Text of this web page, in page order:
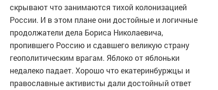
скрывают что занимаются тихой колонизацией
России. И в этом плане они достойные и логичные
продолжатели дела Бориса Николаевича,
пропившего Россию и сдавшего великую страну
геополитическим врагам. Яблоко от яблоньки
недалеко падает. Хорошо что екатеринбуржцы и
православные активисты дали достойный ответ